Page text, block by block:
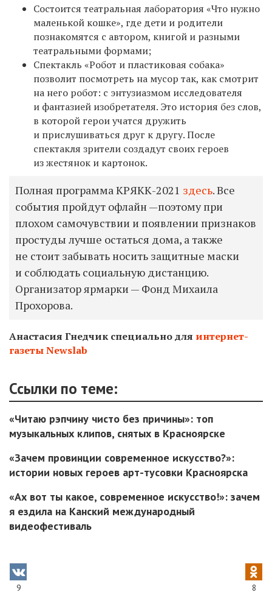
Состоится театральная лаборатория «Что нужно
маленькой кошке», где дети и родители
познакомятся с автором, книгой и разными
театральными формами;
Спектакль «Робот и пластиковая собака»
позволит посмотреть на мусор так, как смотрит
на него робот: с энтузиазмом исследователя
и фантазией изобретателя. Это история без слов,
в которой герои учатся дружить
и прислушиваться друг к другу. После
спектакля зрители создадут своих героев
из жестянок и картонок.
Полная программа КРЯКК-2021 здесь. Все
события пройдут офлайн —поэтому при
плохом самочувствии и появлении признаков
простуды лучше остаться дома, а также
не стоит забывать носить защитные маски
и соблюдать социальную дистанцию.
Организатор ярмарки — Фонд Михаила
Прохорова.
Анастасия Гнедчик специально для интернет-
газеты Newslab
Ссылки по теме:
«Читаю рэпчину чисто без причины»: топ
музыкальных клипов, снятых в Красноярске
«Зачем провинции современное искусство?»:
истории новых героев арт-тусовки Красноярска
«Ах вот ты какое, современное искусство!»: зачем
я ездила на Канский международный
видеофестиваль
9 8